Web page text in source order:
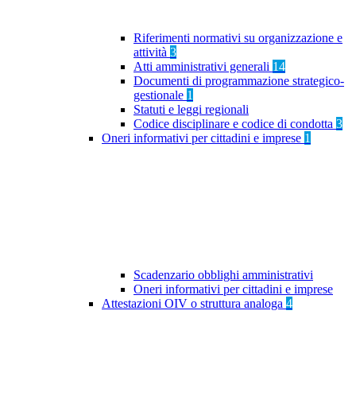
Riferimenti normativi su organizzazione e
attività 3
Atti amministrativi generali 14
Documenti di programmazione strategico-
gestionale 1
Statuti e leggi regionali
Codice disciplinare e codice di condotta 3
Oneri informativi per cittadini e imprese 1
Scadenzario obblighi amministrativi
Oneri informativi per cittadini e imprese
Attestazioni OIV o struttura analoga 4